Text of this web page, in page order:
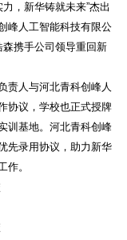
，新华铸就未来”杰出
峰人工智能科技有限公
携手公司领导重回新
责人与河北青科创峰人
协议，学校也正式授牌
训基地。河北青科创峰
先录用协议，助力新华
作。